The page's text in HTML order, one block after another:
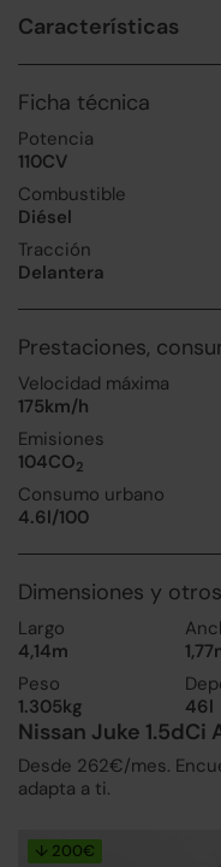
Características
Ficha técnica
Potencia
110CV
Combustible
Diésel
Tracción
Delantera
Prestaciones,
Velocidad máxima
175km/h
Emisiones
104CO2
Consumo urbano
4.6l/100
Dimensiones y
Largo
4,14m
Peso
1.305kg
46l
Nissan Juke
Desde 262€/mes.
adapta a ti.
↓ 200€